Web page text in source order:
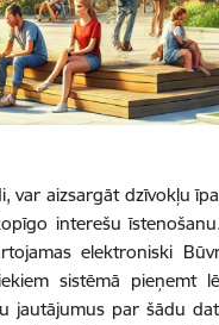
var aizsargāt dzīvokļu
interešu īstenošanu.
elektroniski
sistēmā pieņemt
jautājumus par šādu